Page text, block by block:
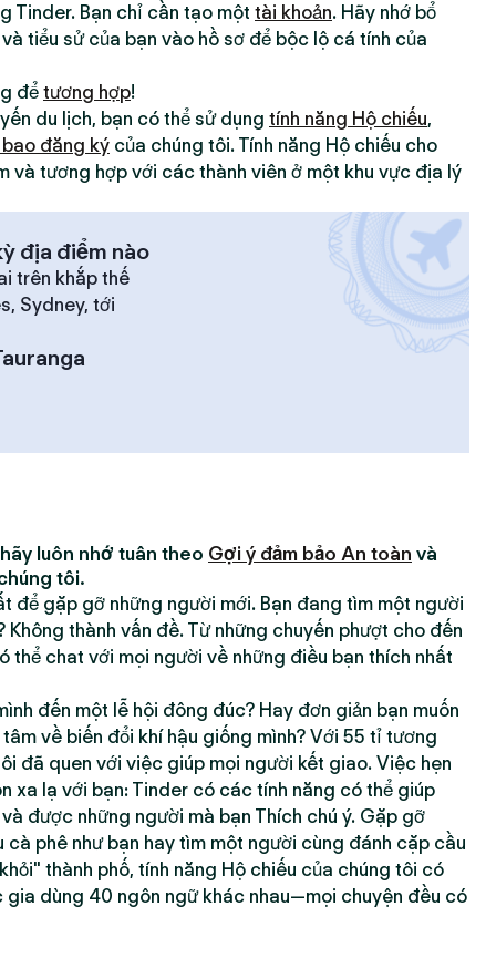
Tinder. Bạn chỉ cần tạo một tài khoản. Hãy nhớ bổ
tiểu sử của bạn vào hồ sơ để bộc lộ cá tính của
đểtương hợp!
du lịch, bạn có thể sử dụng tính năng Hộ chiếu,
đăng ký của chúng tôi. Tính năng Hộ chiếu cho
và tương hợp với các thành viên ở một khu vực địa lý
địa điểm nào
trên khắp thế
Sydney, tới
luôn nhớ tuân theo Gợi ý đảm bảo An toàn và
tôi.
để gặp gỡ những người mới. Bạn đang tìm một người
Không thành vấn đề. Từ những chuyến phượt cho đến
thể chat với mọi người về những điều bạn thích nhất
đến một lễ hội đông đúc? Hay đơn giản bạn muốn
về biến đổi khí hậu giống mình? Với 55 tỉ tương
đã quen với việc giúp mọi người kết giao. Việc hẹn
xa lạ với bạn: Tinder có các tính năng có thể giúp
được những người mà bạn Thích chú ý. Gặp gỡ
cà phê như bạn hay tìm một người cùng đánh cặp cầu
thành phố, tính năng Hộ chiếu của chúng tôi có
gia dùng 40 ngôn ngữ khác nhau—mọi chuyện đều có